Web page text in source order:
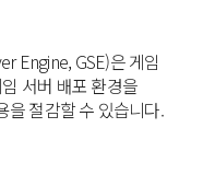
Engine, GSE)은 게임
서버 배포 환경을
을 절감할 수 있습니다.